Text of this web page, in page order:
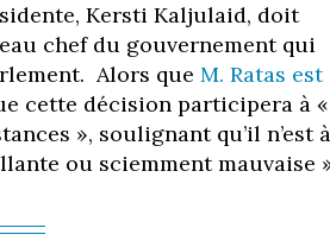
Kersti Kaljulaid, doit
chef du gouvernement qui
Alors que M. Ratas est
cette décision participera à «
», soulignant qu’il n’est à
ou sciemment mauvaise